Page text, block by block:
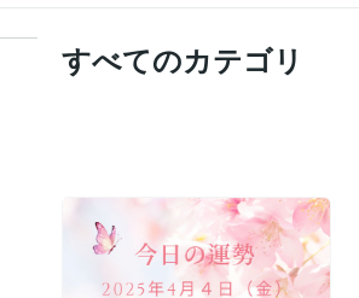
すべてのカテゴリ